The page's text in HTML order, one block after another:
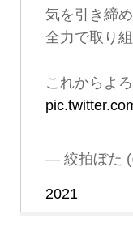
気を引き締
全力で取り
これからよ
— 絞拍ぼた
2021